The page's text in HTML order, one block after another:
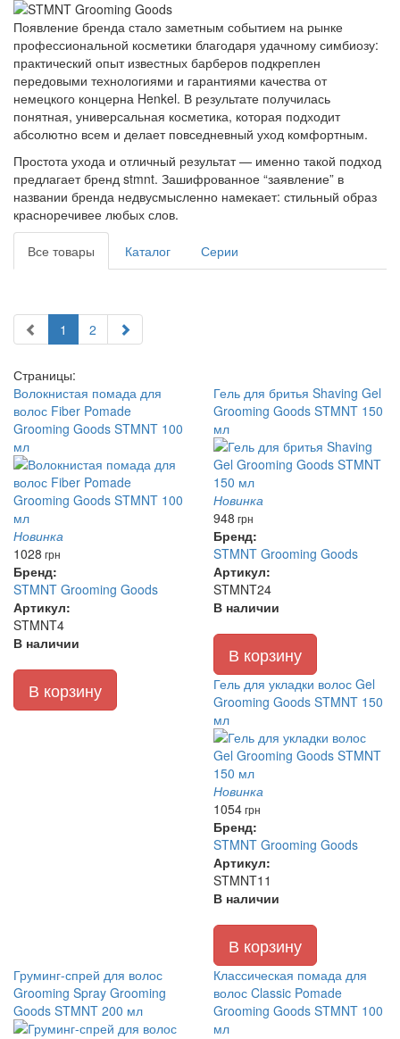
Появление бренда стало заметным событием на рынке
профессиональной косметики благодаря удачному симбиозу:
практический опыт известных барберов подкреплен
передовыми технологиями и гарантиями качества от
немецкого концерна Henkel. В результате получилась
понятная, универсальная косметика, которая подходит
абсолютно всем и делает повседневный уход комфортным.
Простота ухода и отличный результат — именно такой подход
предлагает бренд stmnt. Зашифрованное “заявление” в
названии бренда недвусмысленно намекает: стильный образ
красноречивее любых слов.
Все товары Каталог Серии
1 2
Страницы:
Волокнистая помада для
волос Fiber Pomade
Grooming Goods STMNT 100
мл
Новинка
1028 грн
Бренд:
STMNT Grooming Goods
Артикул:
STMNT4
В наличии
В корзину
Гель для бритья Shaving Gel
Grooming Goods STMNT 150
мл
Новинка
948 грн
Бренд:
STMNT Grooming Goods
Артикул:
STMNT24
В наличии
В корзину
Гель для укладки волос Gel
Grooming Goods STMNT 150
мл
Новинка
1054грн
Бренд:
STMNT Grooming Goods
Артикул:
STMNT11
В наличии
В корзину
Груминг-спрей для волос
Grooming Spray Grooming
Goods STMNT 200 мл
Классическая помада для
волос Classic Pomade
Grooming Goods STMNT 100
мл